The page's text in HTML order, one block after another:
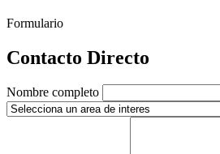
Formulario
Contacto Directo
Nombre completo